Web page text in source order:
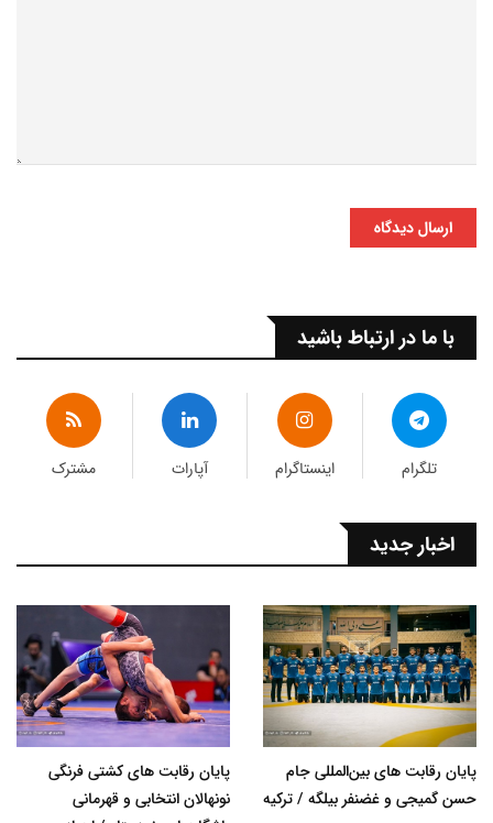
ارسال دیدگاه
با ما در ارتباط باشید
تلگرام اینستاگرام آپارات مشترک
اخبار جدید
پایان رقابت های بین‌المللی جام
حسن گمیجی و غضنفر بیلگه / ترکیه
پایان رقابت های کشتی فرنگی
نونهالان انتخابی و قهرمانی